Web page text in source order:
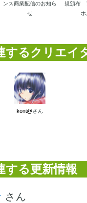
ンス商業配信のお知ら
せ
規頒布
するクリエイ
kont@さん
する更新情報
さん